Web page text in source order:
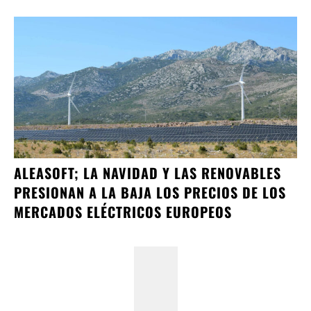
ALEASOFT; LA NAVIDAD Y LAS RENOVABLES
PRESIONAN A LA BAJA LOS PRECIOS DE LOS
MERCADOS ELÉCTRICOS EUROPEOS